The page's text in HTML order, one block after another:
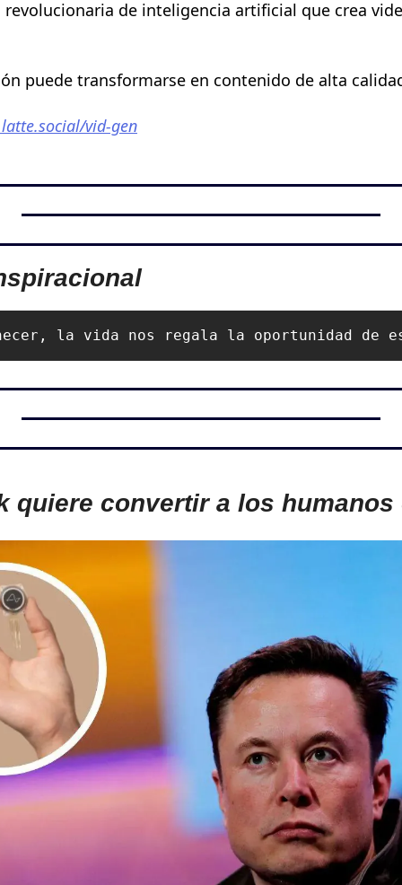
de inteligencia artificial que crea
puede transformarse en contenido de alta
vid-gen
la vida nos regala la oportunidad
quiere convertir a los humanos